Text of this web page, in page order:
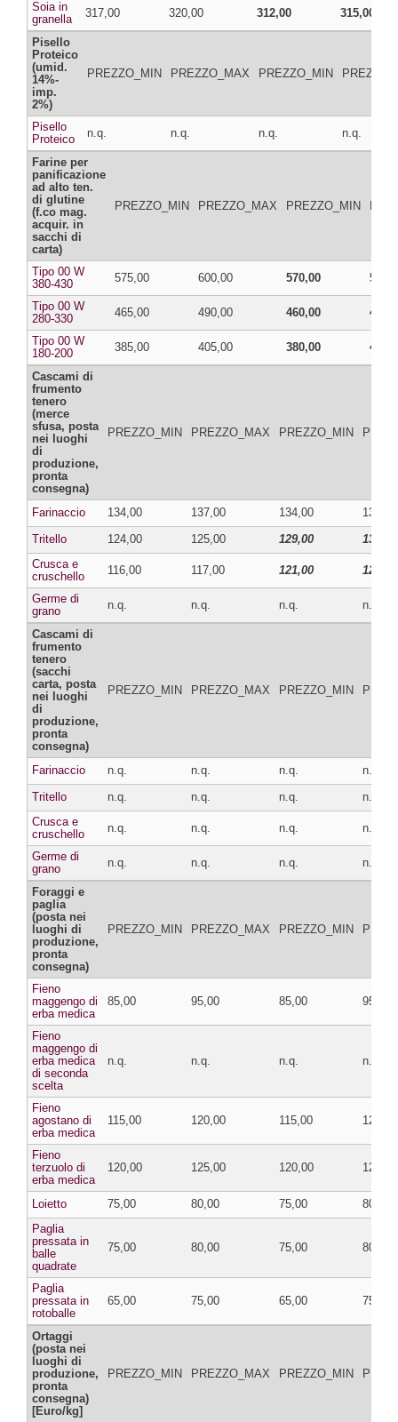
Soia in
granella
317,00 320,00 312,00 315,00
Pisello
Proteico
(umid.
14%-
imp.
2%)
PREZZO_MIN PREZZO_MAX PREZZO_MIN
Pisello
Proteico
n.q. n.q. n.q. n.q.
Farine per
panificazione
ad alto ten.
di glutine
(f.co mag.
acquir. in
sacchi di
carta)
PREZZO_MIN PREZZO_MAX PREZZO_MIN
Tipo 00 W
380-430
575,00 600,00 570,00
Tipo 00 W
280-330
465,00 490,00 460,00
Tipo 00 W
180-200
385,00 405,00 380,00
Cascami di
frumento
tenero
(merce
sfusa, posta
nei luoghi
di
produzione,
pronta
consegna)
PREZZO_MIN PREZZO_MAX PREZZO_MIN
Farinaccio 134,00 137,00 134,00
137,00
Tritello
124,00 125,00 129,00
130,00
Crusca e
cruschello
116,00 117,00 121,00 122,00
Germe di
grano
n.q. n.q. n.q. n.q.
Cascami di
frumento
tenero
(sacchi
carta, posta
nei luoghi
di
produzione,
pronta
consegna)
PREZZO_MIN PREZZO_MAX PREZZO_MIN
Farinaccio n.q. n.q. n.q.
n.q.
Tritello
n.q. n.q. n.q.
n.q.
Crusca e
cruschello
n.q. n.q. n.q. n.q.
Germe di
grano
n.q. n.q. n.q. n.q.
Foraggi e
paglia
(posta nei
luoghi di
produzione,
pronta
consegna)
PREZZO_MIN PREZZO_MAX PREZZO_MIN
Fieno
maggengo di
erba medica
85,00 95,00 85,00 95,00
Fieno
maggengo di
erba medica
di seconda
scelta
n.q. n.q. n.q. n.q.
Fieno
agostano di
erba medica
115,00 120,00 115,00 120,00
Fieno
terzuolo di
erba medica
120,00 125,00 120,00 125,00
Loietto 75,00 80,00 75,00
80,00
Paglia
pressata in
balle
quadrate
75,00 80,00 75,00 80,00
Paglia
pressata in
rotoballe
65,00 75,00 65,00 75,00
Ortaggi
(posta nei
luoghi di
produzione,
pronta
consegna)
[Euro/kg]
PREZZO_MIN PREZZO_MAX PREZZO_MIN